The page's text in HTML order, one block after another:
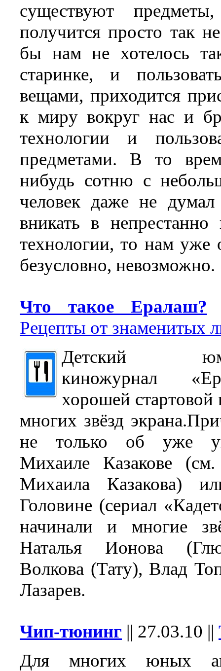
существуют
получится просто так
бы нам не хотелось
старинке, и
вещами, приходится
к миру вокруг нас и
технологии и
предметами. В то
нибудь сотню с
человек даже не
вникать в непрестанно
технологии, то нам уже
безусловно, невозможно.
Что такое Ералаш?
Рецепты от знаменитых
Детский
киножурнал
хорошей
многих звёзд
не только об уже
Михаиле Казакове
Михаила Казакова)
Головине (сериал
начинали и многие
Наталья Ионова
Волкова (Тату), Влад
Лазарев.
Чип-тюнинг || 27.03.10 ||
Для многих юных